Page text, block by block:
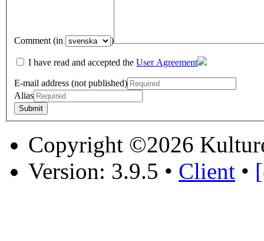
Comment (in )
I have read and accepted the User Agreement
E-mail address (not published)
Alias
Copyright ©2026
Version: 3.9.5 • Client •